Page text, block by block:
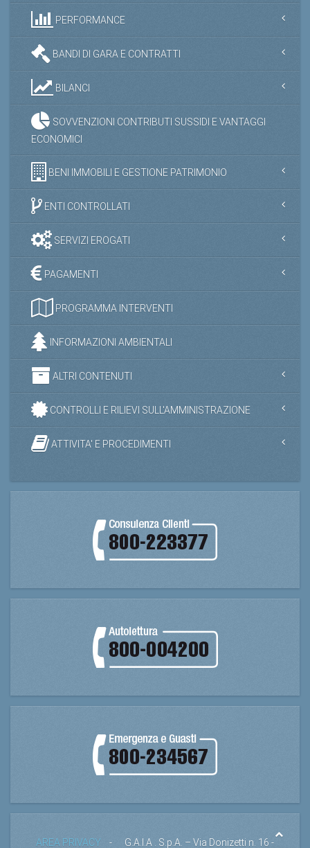
PERFORMANCE
BANDI DI GARA E CONTRATTI
BILANCI
SOVVENZIONI CONTRIBUTI SUSSIDI E VANTAGGI
ECONOMICI
BENI IMMOBILI E GESTIONE PATRIMONIO
ENTI CONTROLLATI
SERVIZI EROGATI
PAGAMENTI
PROGRAMMA INTERVENTI
INFORMAZIONI AMBIENTALI
ALTRI CONTENUTI
CONTROLLI E RILIEVI SULL'AMMINISTRAZIONE
ATTIVITA' E PROCEDIMENTI
AREA PRIVACY - G.A.I.A . S.p.A. – Via Donizetti n. 16 -